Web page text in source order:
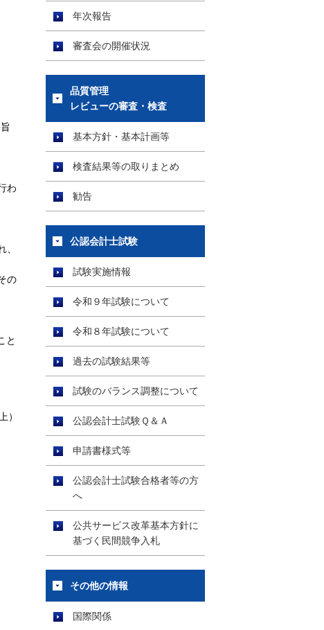
わ
の
と
）
年次報告
審査会の開催状況
品質管理
レビューの審査・検査
基本方針・基本計画等
検査結果等の取りまとめ
勧告
公認会計士試験
試験実施情報
令和９年試験について
令和８年試験について
過去の試験結果等
試験のバランス調整について
公認会計士試験Ｑ＆Ａ
申請書様式等
公認会計士試験合格者等の方
へ
公共サービス改革基本方針に
基づく民間競争入札
その他の情報
国際関係